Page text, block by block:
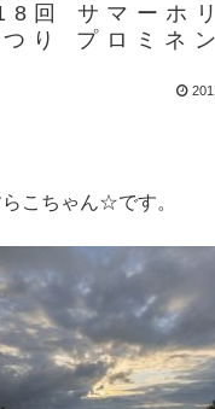
回 サマーホ
り プロミネ
こちゃん☆です。